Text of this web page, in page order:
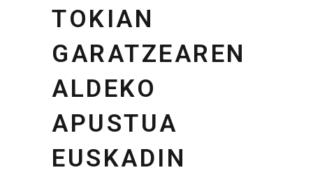
TOKIAN
GARATZEAREN
ALDEKO
APUSTUA
EUSKADIN